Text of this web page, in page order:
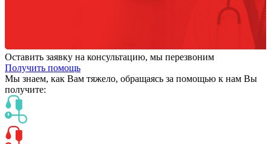
Оставить заявку на консультацию, мы перезвоним
Получить помощь
Мы знаем, как Вам тяжело, обращаясь за помощью к нам Вы
получите: